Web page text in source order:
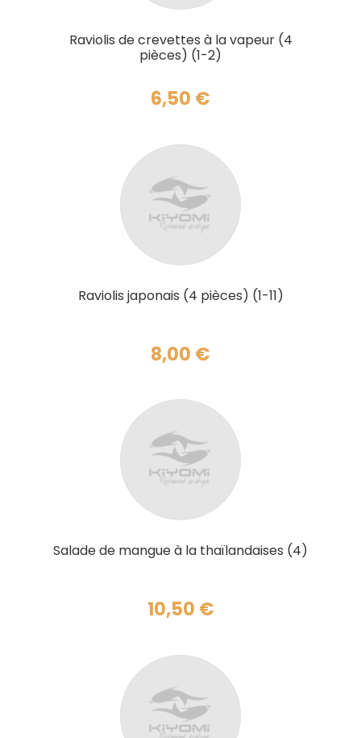
Raviolis de crevettes à la vapeur (4
pièces) (1-2)
6,50 €
Raviolis japonais (4 pièces) (1-11)
8,00 €
Salade de mangue à la thaïlandaises (4)
10,50 €